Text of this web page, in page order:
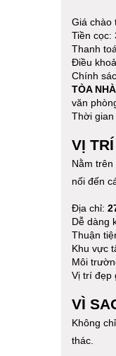
Giá chào
Tiền cọc:
Thanh
Điều
Chính
TÒA
văn
Thời gian
VỊ
Nằm
nối đến
Địa chỉ:
Dễ dàng
Thuận
Khu vực
Môi
Vị trí đẹp
VÌ
Không
thác.